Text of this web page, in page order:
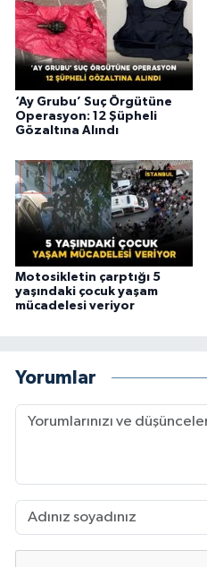
‘Ay Grubu’ Suç Örgütüne
Operasyon: 12 Şüpheli
Gözaltına Alındı
Motosikletin çarptığı 5
yaşındaki çocuk yaşam
mücadelesi veriyor
Yorumlar